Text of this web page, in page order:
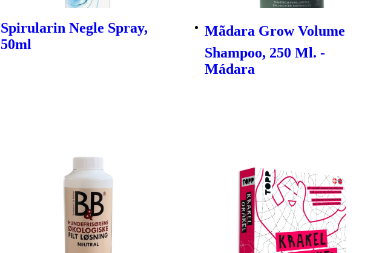
Spirularin Negle Spray,
50ml
Mãdara Grow Volume
Shampoo, 250 Ml. -
Mádara